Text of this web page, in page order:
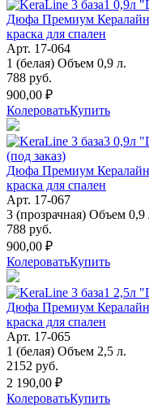
Дюфа Премиум
краска для спален
Арт. 17-064
1 (белая) Объем 0,9 л.
788 руб.
900,00 ₽
КолероватьКупить
Дюфа Премиум
краска для спален
Арт. 17-067
3 (прозрачная) Объем 0,9
788 руб.
900,00 ₽
КолероватьКупить
Дюфа Премиум
краска для спален
Арт. 17-065
1 (белая) Объем 2,5 л.
2152 руб.
2 190,00 ₽
КолероватьКупить